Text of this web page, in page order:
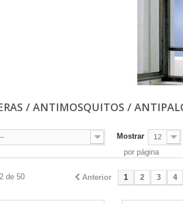
/ ANTIMOSQUITOS /
-- Mostrar 12
por página
Anterior 1 2 3 4
de 50